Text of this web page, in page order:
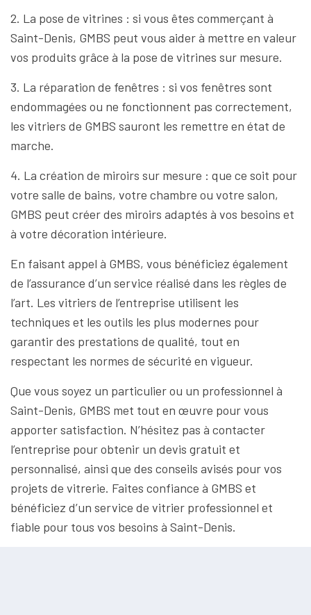
2. La pose de vitrines : si vous êtes commerçant à
Saint-Denis, GMBS peut vous aider à mettre en valeur
vos produits grâce à la pose de vitrines sur mesure.
3. La réparation de fenêtres : si vos fenêtres sont
endommagées ou ne fonctionnent pas correctement,
les vitriers de GMBS sauront les remettre en état de
marche.
4. La création de miroirs sur mesure : que ce soit pour
votre salle de bains, votre chambre ou votre salon,
GMBS peut créer des miroirs adaptés à vos besoins et
à votre décoration intérieure.
En faisant appel à GMBS, vous bénéficiez également
de l’assurance d’un service réalisé dans les règles de
l’art. Les vitriers de l’entreprise utilisent les
techniques et les outils les plus modernes pour
garantir des prestations de qualité, tout en
respectant les normes de sécurité en vigueur.
Que vous soyez un particulier ou un professionnel à
Saint-Denis, GMBS met tout en œuvre pour vous
apporter satisfaction. N’hésitez pas à contacter
l’entreprise pour obtenir un devis gratuit et
personnalisé, ainsi que des conseils avisés pour vos
projets de vitrerie. Faites confiance à GMBS et
bénéficiez d’un service de vitrier professionnel et
fiable pour tous vos besoins à Saint-Denis.